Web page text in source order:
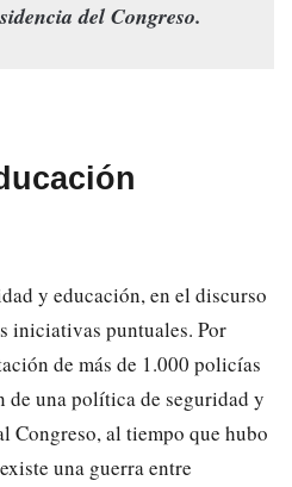
del Congreso.
y educación, en el discurso
iniciativas puntuales. Por
de más de 1.000 policías
de una política de seguridad y
Congreso, al tiempo que hubo
una guerra entre